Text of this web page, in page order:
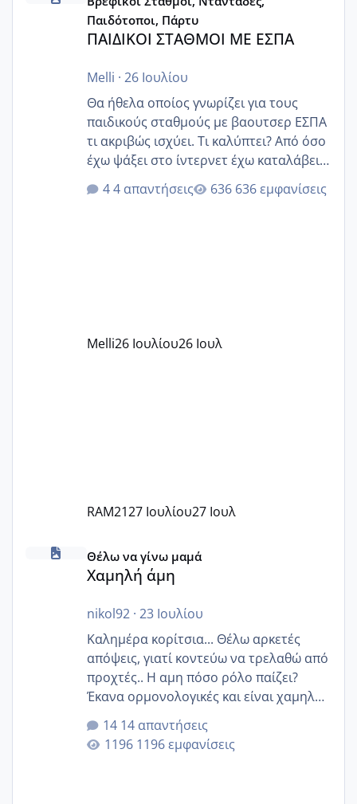
Παιδότοποι, Πάρτυ
ΠΑΙΔΙΚΟΙ ΣΤΑΘΜΟΙ ΜΕ ΕΣΠΑ
Melli · 26 Ιουλίου
Θα ήθελα οποίος γνωρίζει για τους
παιδικούς σταθμούς με βαουτσερ ΕΣΠΑ
τι ακριβώς ισχύει. Τι καλύπτει? Από όσο
έχω ψάξει στο ίντερνετ έχω καταλάβει
ότι το βαουτσερ καλύπτει όλα τα
δίδακτρα και τα τροφεια του ιδιωτικού
Εγώ πήγα σε έναν ιδιωτικό παιδικό στ
4 απαντήσεις 636 εμφανίσεις
Melli26 Ιουλίου26 Ιουλ
RAM2127 Ιουλίου27 Ιουλ
Χαμηλή άμη
Θέλω να γίνω μαμά
Χαμηλή άμη
nikol92· 23 Ιουλίου
Καλημέρα κορίτσια... Θέλω αρκετές
απόψεις, γιατί κοντεύω να τρελαθώ από
προχτές.. Η αμη πόσο ρόλο παίζει?
Έκανα ορμονολογικές και είναι χαμηλή
για την ηλικία μου.. Είχα ήδη μια
εγκυμοσύνη, που έπρεπε να τερματιστεί
στην 27η εβδομάδα και προσπαθώ 7
14 απαντήσεις
1196 εμφανίσεις